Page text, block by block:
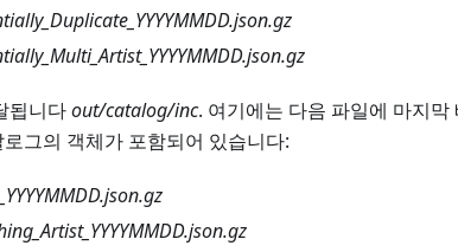
됩니다out/catalog/inc. 여기에는 다음 파일에 마지막
그의 객체가 포함되어 있습니다: